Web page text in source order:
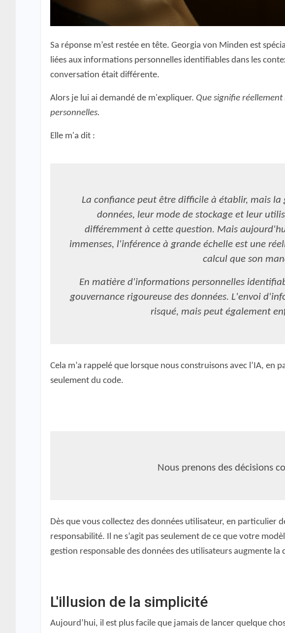
Sa réponse m’est restée en tête. Georgia von Minden est
liées aux informations personnelles identifiables dans les
conversation était différente.
Alors je lui ai demandé de m'expliquer. Que signifie
personnelles.
Elle m'a dit :
La confiance peut être difficile à établir, mais
données, leur mode de stockage et leur
différemment à cette question. Mais
immenses, l'inférence à grande échelle est une
calcul que son
En matière d'informations personnelles
gouvernance rigoureuse des données. L'envoi
risqué, mais peut également
Cela m’a rappelé que lorsque nous construisons avec l’IA, en
seulement du code.
Nous prenons des décisions
Dès que vous collectez des données utilisateur, en particulier
responsabilité. Il ne s’agit pas seulement de ce que votre
gestion responsable des données des utilisateurs augmente
L'illusion de la simplicité
Aujourd’hui, il est plus facile que jamais de lancer quelque